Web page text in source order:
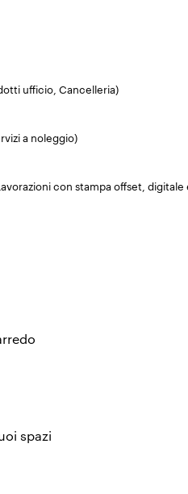
ufficio, Cancelleria)
a noleggio)
con stampa offset, digitale
spazi